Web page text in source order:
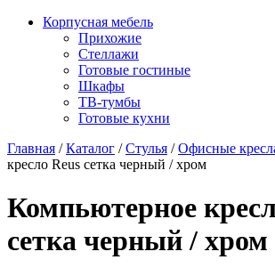
Корпусная мебель
Прихожие
Стеллажи
Готовые гостиные
Шкафы
ТВ-тумбы
Готовые кухни
Главная /Каталог /Стулья /Офисные
кресло Reus сетка черный / хром
Компьютерное
сетка черный / хром